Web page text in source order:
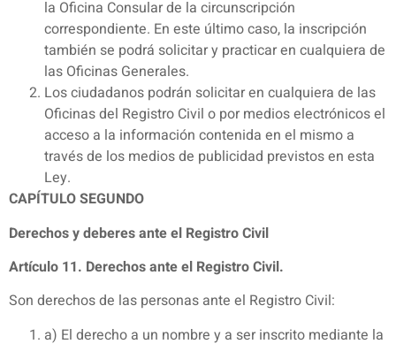
la Oficina Consular de la circunscripción
correspondiente. En este último caso, la inscripción
también se podrá solicitar y practicar en cualquiera de
las Oficinas Generales.
Los ciudadanos podrán solicitar en cualquiera de las
Oficinas del Registro Civil o por medios electrónicos el
acceso a la información contenida en el mismo a
través de los medios de publicidad previstos en esta
Ley.
CAPÍTULO SEGUNDO
Derechos y deberes ante el Registro Civil
Artículo 11. Derechos ante el Registro Civil.
Son derechos de las personas ante el Registro Civil:
a) El derecho a un nombre y a ser inscrito mediante la